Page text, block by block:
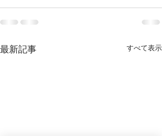
最新記事 すべて表示